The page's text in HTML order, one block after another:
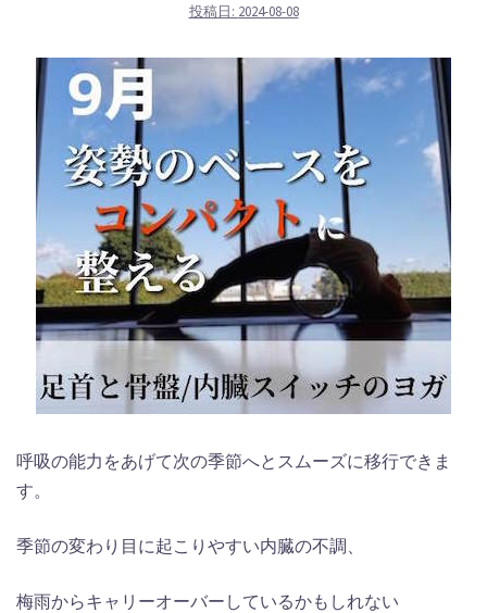
投稿日: 2024-08-08
呼吸の能力をあげて次の季節へとスムーズに移行できま
す。
季節の変わり目に起こりやすい内臓の不調、
梅雨からキャリーオーバーしているかもしれない